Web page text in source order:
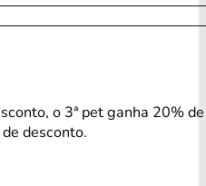
o 3ª pet ganha 20%
desconto.